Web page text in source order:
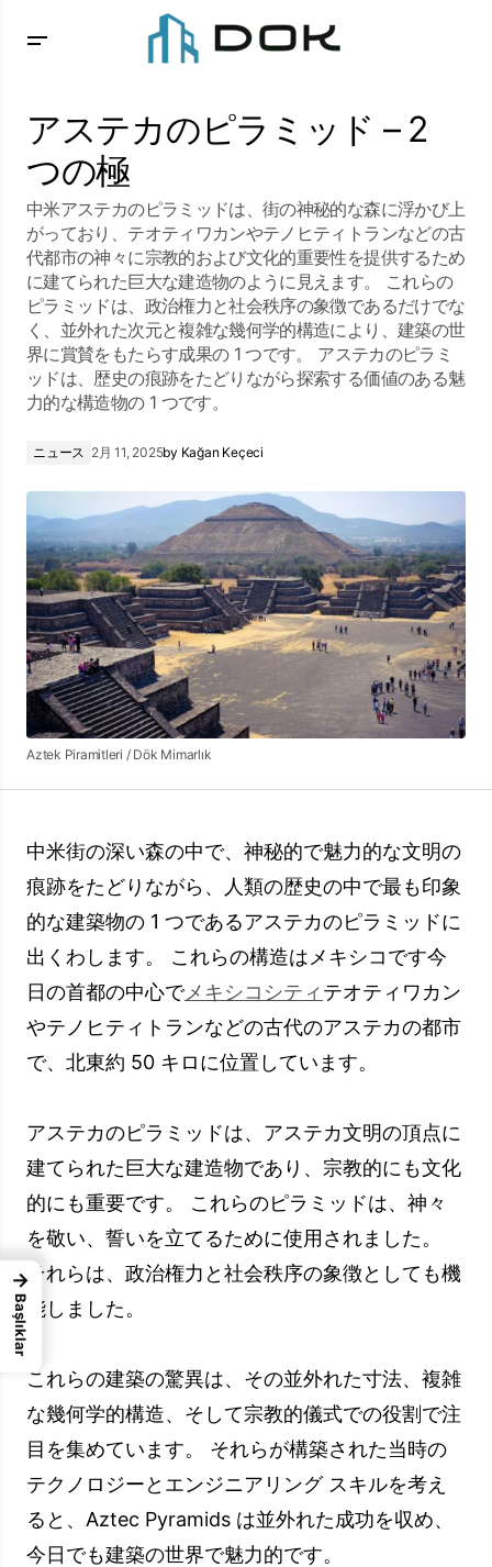
アステカのピラミッド – 2
つの極
中米アステカのピラミッドは、街の神秘的な森に浮かび上
がっており、テオティワカンやテノヒティトランなどの古
代都市の神々に宗教的および文化的重要性を提供するため
に建てられた巨大な建造物のように見えます。 これらの
ピラミッドは、政治権力と社会秩序の象徴であるだけでな
く、並外れた次元と複雑な幾何学的構造により、建築の世
界に賞賛をもたらす成果の 1 つです。 アステカのピラミ
ッドは、歴史の痕跡をたどりながら探索する価値のある魅
力的な構造物の 1 つです。
ニュース 2月 11, 2025by Kağan Keçeci
Aztek Piramitleri / Dök Mimarlık
中米街の深い森の中で、神秘的で魅力的な文明の
痕跡をたどりながら、人類の歴史の中で最も印象
的な建築物の 1 つであるアステカのピラミッドに
出くわします。 これらの構造はメキシコです今
日の首都の中心でメキシコシティ テオティワカン
やテノヒティトランなどの古代のアステカの都市
で、北東約 50 キロに位置しています。
アステカのピラミッドは、アステカ文明の頂点に
建てられた巨大な建造物であり、宗教的にも文化
的にも重要です。 これらのピラミッドは、神々
を敬い、誓いを立てるために使用されました。
それらは、政治権力と社会秩序の象徴としても機
能しました。
これらの建築の驚異は、その並外れた寸法、複雑
な幾何学的構造、そして宗教的儀式での役割で注
目を集めています。 それらが構築された当時の
テクノロジーとエンジニアリング スキルを考え
ると、Aztec Pyramids は並外れた成功を収め、
今日でも建築の世界で魅力的です。
→
Başlıklar